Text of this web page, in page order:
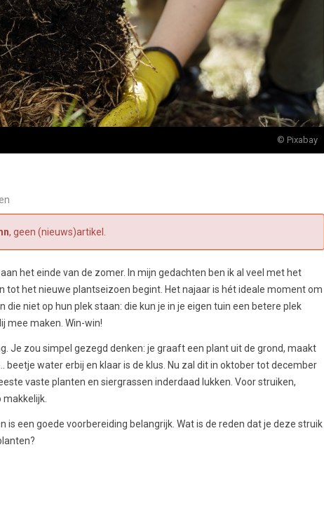
© Pixabay
, geen (nieuws)artikel.
het einde van de zomer. In mijn gedachten ben ik al veel met het
tot het nieuwe plantseizoen begint. Het najaar is hét ideale moment om
niet op hun plek staan: die kun je in je eigen tuin een betere plek
mee maken. Win-win!
Je zou simpel gezegd denken: je graaft een plant uit de grond, maakt
water erbij en klaar is de klus. Nu zal dit in oktober tot december
vaste planten en siergrassen inderdaad lukken. Voor struiken,
is een goede voorbereiding belangrijk. Wat is de reden dat je deze struik